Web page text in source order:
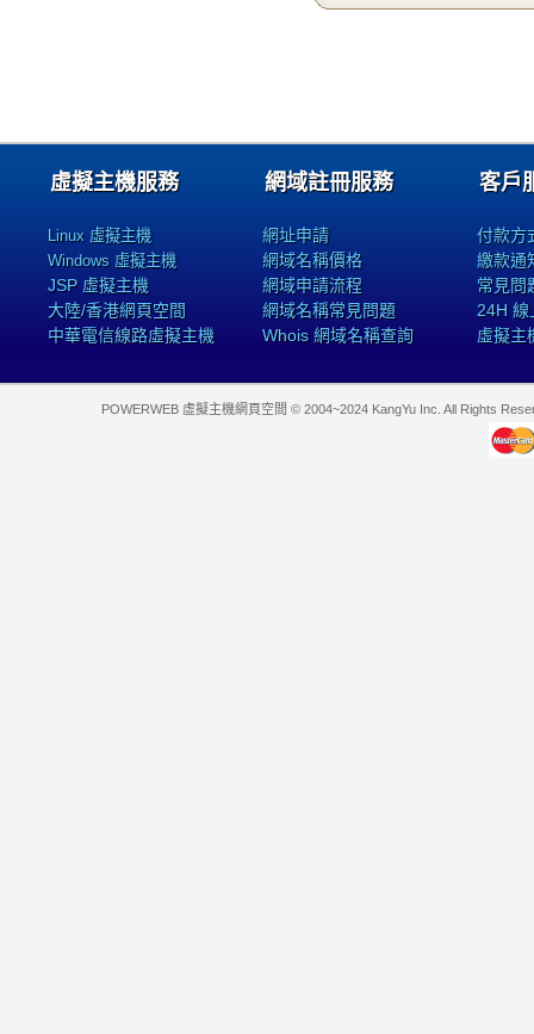
虛擬主機服務
Linux 虛擬主機
Windows 虛擬主機
JSP 虛擬主機
大陸/香港網頁空間
中華電信線路虛擬主機
網域註冊服務
網址申請
網域名稱價格
網域申請流程
網域名稱常見問題
Whois 網域名稱查詢
客戶
付款方
繳款通
常見問
24H 線
虛擬主
POWERWEB 虛擬主機網頁空間 © 2004~2024 KangYu Inc. All Rights